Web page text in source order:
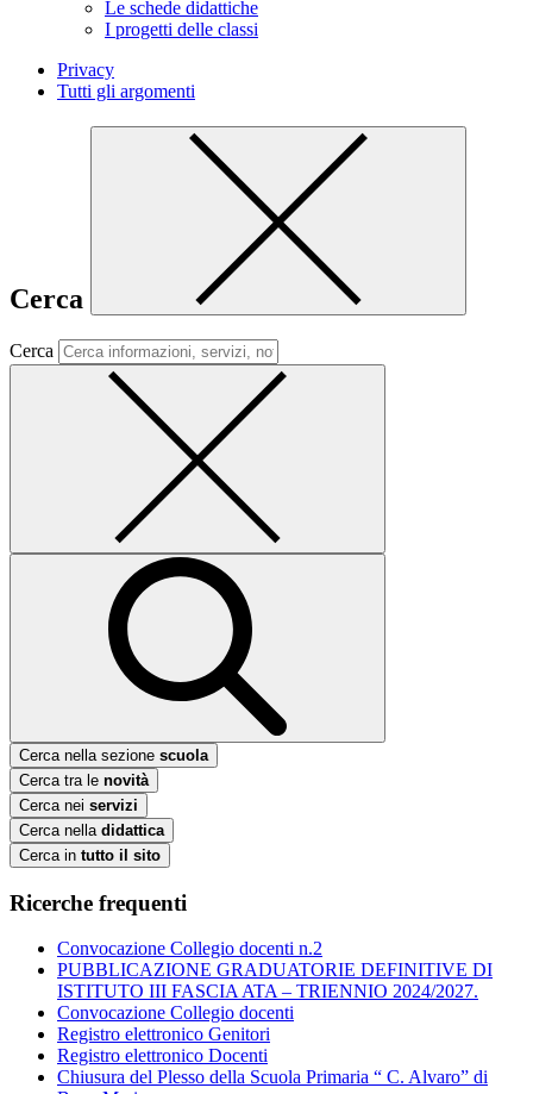
Le schede didattiche
I progetti delle classi
Privacy
Tutti gli argomenti
Cerca
Cerca
Cerca nella sezione scuola
Cerca tra le novità
Cerca nei servizi
Cerca nella didattica
Cerca in tutto il sito
Ricerche frequenti
Convocazione Collegio docenti n.2
PUBBLICAZIONE GRADUATORIE DEFINITIVE DI
ISTITUTO III FASCIA ATA – TRIENNIO 2024/2027.
Convocazione Collegio docenti
Registro elettronico Genitori
Registro elettronico Docenti
Chiusura del Plesso della Scuola Primaria “ C. Alvaro” di